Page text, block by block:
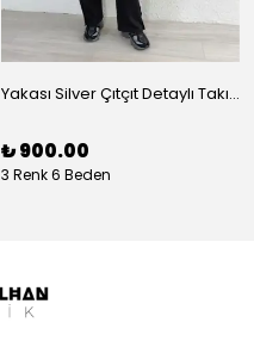
Yakası Silver Çıtçıt Detaylı Takım
₺ 900.00
3 Renk 6 Beden